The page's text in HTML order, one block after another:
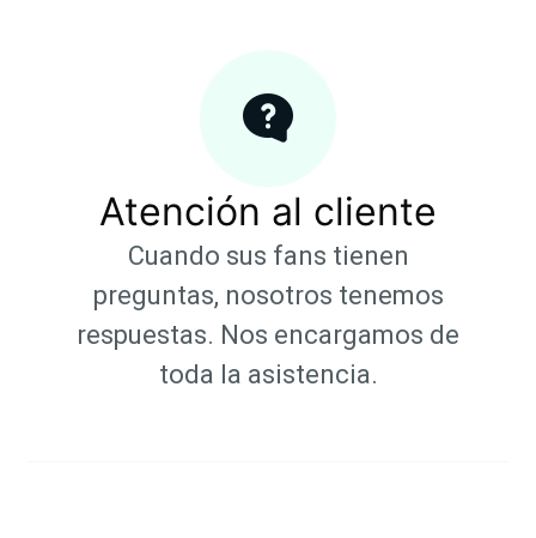
Atención al cliente
Cuando sus fans tienen
preguntas, nosotros tenemos
respuestas. Nos encargamos de
toda la asistencia.